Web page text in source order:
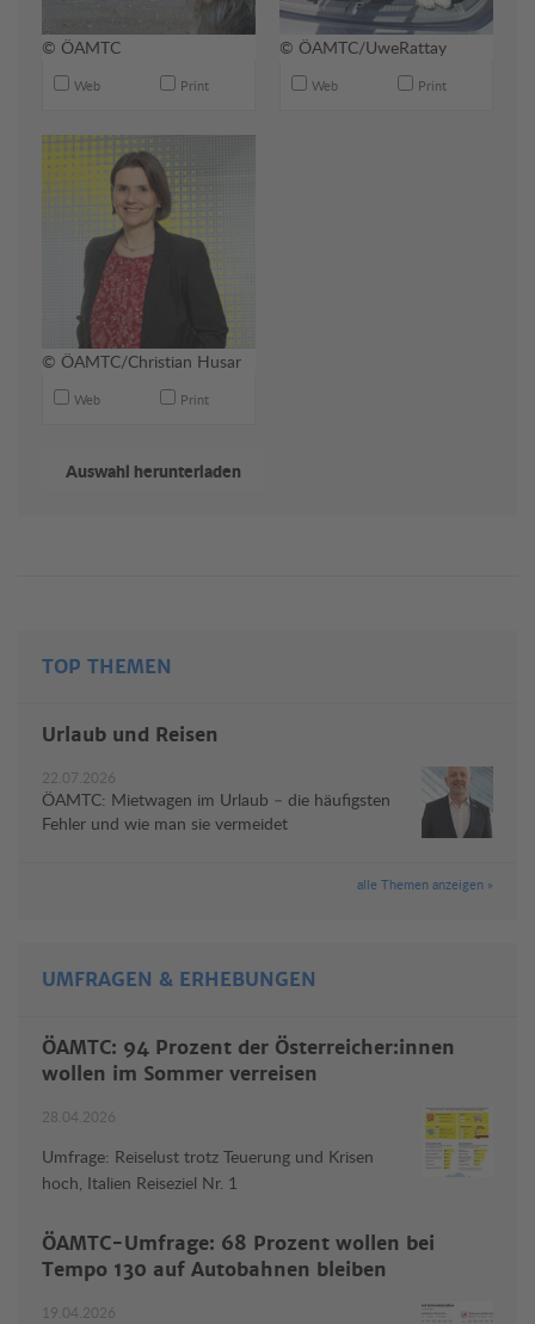
© ÖAMTC
Web Print
© ÖAMTC/UweRattay
Web Print
© ÖAMTC/Christian Husar
Web Print
TOP THEMEN
Urlaub und Reisen
22.07.2026
ÖAMTC: Mietwagen im Urlaub – die häufigsten
Fehler und wie man sie vermeidet
alle Themen anzeigen »
UMFRAGEN & ERHEBUNGEN
ÖAMTC: 94 Prozent der Österreicher:innen
wollen im Sommer verreisen
28.04.2026
Umfrage: Reiselust trotz Teuerung und Krisen
hoch, Italien Reiseziel Nr. 1
ÖAMTC-Umfrage: 68 Prozent wollen bei
Tempo 130 auf Autobahnen bleiben
19.04.2026